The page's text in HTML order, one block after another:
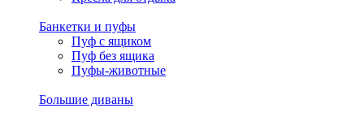
Банкетки и пуфы
Пуф с ящиком
Пуф без ящика
Пуфы-животные
Большие диваны